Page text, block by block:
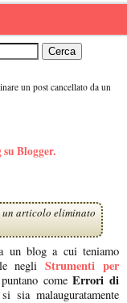
un post cancellato da un
Blogger.
articolo eliminato
un blog a cui teniamo
negliStrumenti per
comeErrori di
malauguratamente